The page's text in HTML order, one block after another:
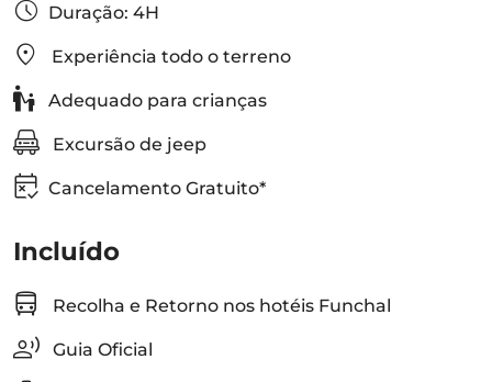
Duração: 4H
Experiência todo o terreno
Adequado para crianças
Excursão de jeep
Cancelamento Gratuito*
Incluído
Recolha e Retorno nos hotéis Funchal
Guia Oficial